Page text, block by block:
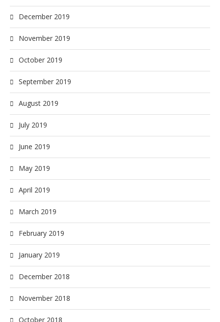
December 2019
November 2019
October 2019
September 2019
August 2019
July 2019
June 2019
May 2019
April 2019
March 2019
February 2019
January 2019
December 2018
November 2018
October 2018